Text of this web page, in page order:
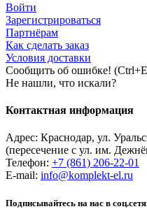
Войти
Зарегистрироваться
Партнёрам
Как сделать заказ
Условия доставки
Сообщить об ошибке!
Не нашли, что искали?
Контактная информация
Адрес: Краснодар, ул.
(пересечение с ул. им.
Телефон: +7 (861) 206-22-01
E-mail: info@komplekt-el.ru
Подписывайтесь на нас в